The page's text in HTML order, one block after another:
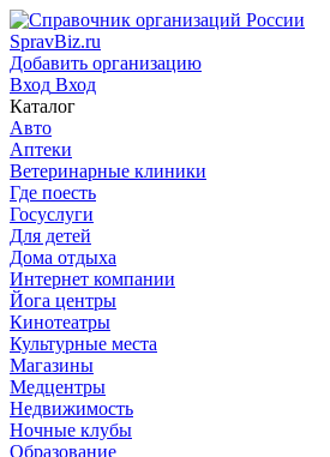
SpravBiz.ru
Добавить организацию
Вход Вход
Каталог
Авто
Аптеки
Ветеринарные клиники
Где поесть
Госуслуги
Для детей
Дома отдыха
Интернет компании
Йога центры
Кинотеатры
Культурные места
Магазины
Медцентры
Недвижимость
Ночные клубы
Образование